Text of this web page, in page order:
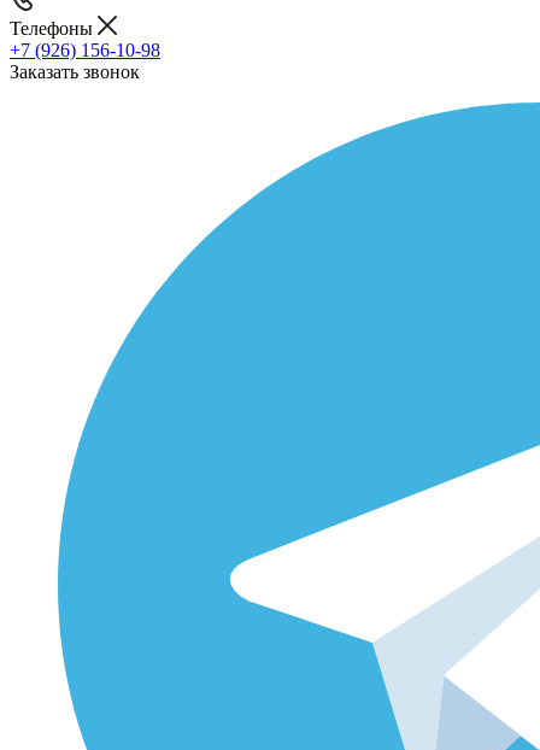
Телефоны
+7 (926) 156-10-98
Заказать звонок